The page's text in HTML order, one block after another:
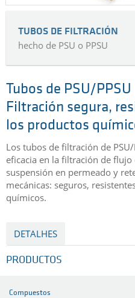
TUBOS DE FILTRACIÓN
hecho de PSU o PPSU
Tubos de PSU/
Filtración segura,
los productos
Los tubos de filtración de
eficacia en la filtración de
suspensión en permeado y
mecánicas: seguros,
químicos.
DETALHES
PRODUCTOS
Compuestos